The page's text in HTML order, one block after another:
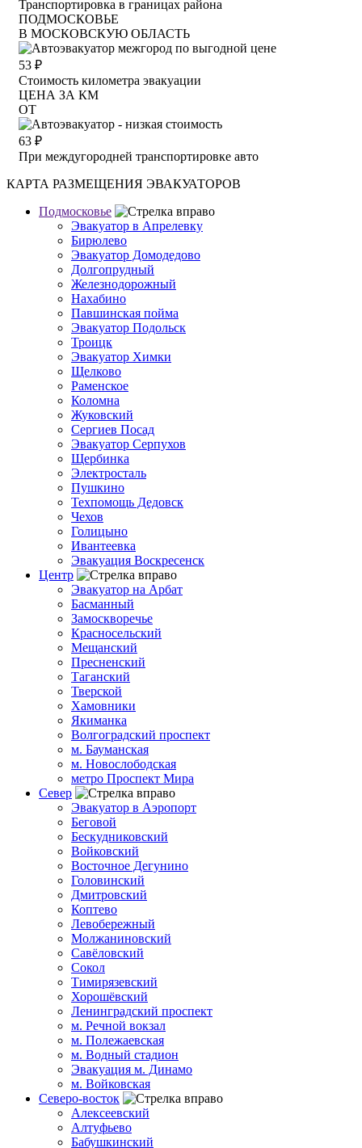
Транспортировка в границах района
ПОДМОСКОВЬЕ
В МОСКОВСКУЮ ОБЛАСТЬ
53 ₽
Стоимость километра эвакуации
ЦЕНА ЗА КМ
ОТ
63 ₽
При междугородней транспортировке авто
КАРТА РАЗМЕЩЕНИЯ ЭВАКУАТОРОВ
Подмосковье
Эвакуатор в Апрелевку
Бирюлево
Эвакуатор Домодедово
Долгопрудный
Железнодорожный
Нахабино
Павшинская пойма
Эвакуатор Подольск
Троицк
Эвакуатор Химки
Щелково
Раменское
Коломна
Жуковский
Сергиев Посад
Эвакуатор Серпухов
Щербинка
Электросталь
Пушкино
Техпомощь Дедовск
Чехов
Голицыно
Ивантеевка
Эвакуация Воскресенск
Центр
Эвакуатор на Арбат
Басманный
Замоскворечье
Красносельский
Мещанский
Пресненский
Таганский
Тверской
Хамовники
Якиманка
Волгоградский проспект
м. Бауманская
м. Новослободская
метро Проспект Мира
Север
Эвакуатор в Аэропорт
Беговой
Бескудниковский
Войковский
Восточное Дегунино
Головинский
Дмитровский
Коптево
Левобережный
Молжаниновский
Савёловский
Сокол
Тимирязевский
Хорошёвский
Ленинградский проспект
м. Речной вокзал
м. Полежаевская
м. Водный стадион
Эвакуация м. Динамо
м. Войковская
Северо-восток
Алексеевский
Алтуфьево
Бабушкинский